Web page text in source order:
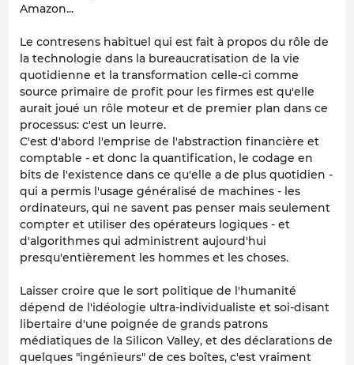
Amazon...
Le contresens habituel qui est fait à propos du rôle de
la technologie dans la bureaucratisation de la vie
quotidienne et la transformation celle-ci comme
source primaire de profit pour les firmes est qu'elle
aurait joué un rôle moteur et de premier plan dans ce
processus: c'est un leurre.
C'est d'abord l'emprise de l'abstraction financière et
comptable - et donc la quantification, le codage en
bits de l'existence dans ce qu'elle a de plus quotidien -
qui a permis l'usage généralisé de machines - les
ordinateurs, qui ne savent pas penser mais seulement
compter et utiliser des opérateurs logiques - et
d'algorithmes qui administrent aujourd'hui
presqu'entièrement les hommes et les choses.
Laisser croire que le sort politique de l'humanité
dépend de l'idéologie ultra-individualiste et soi-disant
libertaire d'une poignée de grands patrons
médiatiques de la Silicon Valley, et des déclarations de
quelques "ingénieurs" de ces boîtes, c'est vraiment